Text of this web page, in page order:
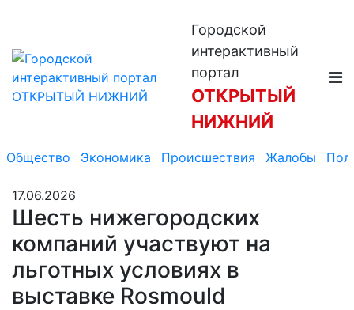
Городской
интерактивный
портал
ОТКРЫТЫЙ
НИЖНИЙ
Общество Экономика Происшествия Жалобы
17.06.2026
Шесть нижегородских
компаний участвуют на
льготных условиях в
выставке Rosmould